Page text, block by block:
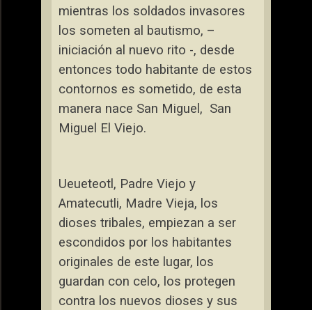
mientras los soldados invasores
los someten al bautismo, –
iniciación al nuevo rito -, desde
entonces todo habitante de estos
contornos es sometido, de esta
manera nace San Miguel, San
Miguel El Viejo.
Ueueteotl, Padre Viejo y
Amatecutli, Madre Vieja, los
dioses tribales, empiezan a ser
escondidos por los habitantes
originales de este lugar, los
guardan con celo, los protegen
contra los nuevos dioses y sus